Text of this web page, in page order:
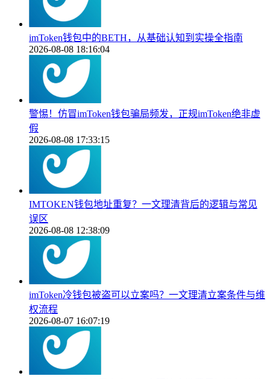
imToken钱包中的BETH，从基础认知到实操全指南
2026-08-08 18:16:04
警惕！仿冒imToken钱包骗局频发，正规imToken绝非虚
假
2026-08-08 17:33:15
IMTOKEN钱包地址重复？一文理清背后的逻辑与常见
误区
2026-08-08 12:38:09
imToken冷钱包被盗可以立案吗？一文理清立案条件与维
权流程
2026-08-07 16:07:19